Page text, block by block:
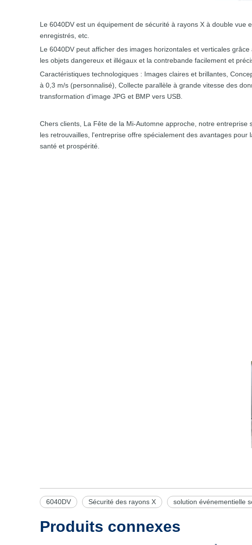
Le 6040DV est un équipement de sécurité à rayons X à double
enregistrés, etc.
Le 6040DV peut afficher des images horizontales et verticales
les objets dangereux et illégaux et la contrebande facilement et
Caractéristiques technologiques : Images claires et brillantes,
à 0,3 m/s (personnalisé), Collecte parallèle à grande vitesse des
transformation d'image JPG et BMP vers USB.
Chers clients, La Fête de la Mi-Automne approche, notre
les retrouvailles, l'entreprise offre spécialement des avantages
santé et prospérité.
6040DV Sécurité des rayons X solution événementielle
Produits connexes